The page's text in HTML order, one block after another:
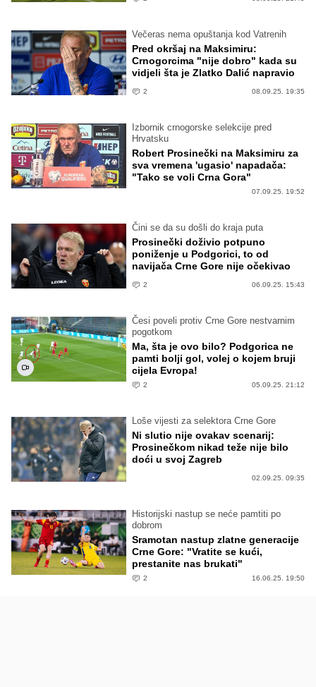
Večeras nema opuštanja kod Vatrenih
Pred okršaj na Maksimiru:
Crnogorcima "nije dobro" kada su
vidjeli šta je Zlatko Dalić napravio
2 08.09.25. 19:35
Izbornik crnogorske selekcije pred
Hrvatsku
Robert Prosinečki na Maksimiru za
sva vremena 'ugasio' napadača:
"Tako se voli Crna Gora"
07.09.25. 19:52
Čini se da su došli do kraja puta
Prosinečki doživio potpuno
poniženje u Podgorici, to od
navijača Crne Gore nije očekivao
2 06.09.25. 15:43
Česi poveli protiv Crne Gore nestvarnim
pogotkom
Ma, šta je ovo bilo? Podgorica ne
pamti bolji gol, volej o kojem bruji
cijela Evropa!
2 05.09.25. 21:12
Loše vijesti za selektora Crne Gore
Ni slutio nije ovakav scenarij:
Prosinečkom nikad teže nije bilo
doći u svoj Zagreb
02.09.25. 09:35
Historijski nastup se neće pamtiti po
dobrom
Sramotan nastup zlatne generacije
Crne Gore: "Vratite se kući,
prestanite nas brukati"
2 16.06.25. 19:50